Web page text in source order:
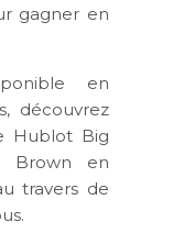
gagner en
en
découvrez
Hublot Big
Brown en
travers de